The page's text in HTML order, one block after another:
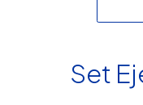
Set